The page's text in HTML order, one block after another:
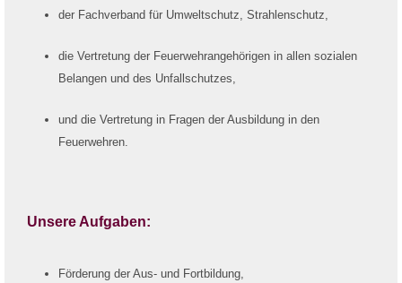
der Fachverband für Umweltschutz, Strahlenschutz,
die Vertretung der Feuerwehrangehörigen in allen sozialen
Belangen und des Unfallschutzes,
und die Vertretung in Fragen der Ausbildung in den
Feuerwehren.
Unsere Aufgaben:
Förderung der Aus- und Fortbildung,